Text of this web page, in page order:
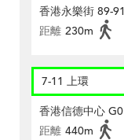
香港永樂街 89-
距離 230m
7-11 上環
香港信德中心
距離 440m